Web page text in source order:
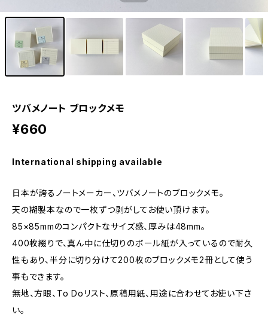
ツバメノート ブロックメモ
¥660
International shipping available
日本が誇るノートメーカー、ツバメノートのブロックメモ。
天の糊製本なので一枚ずつ剥がしてお使い頂けます。
85×85mmのコンパクトなサイズ感、厚みは48mm。
400枚綴りで、真ん中に仕切りのボール紙が入っているので耐久
性もあり、半分に切り分けて200枚のブロックメモ2冊として使う
事もできます。
無地、方眼、To Doリスト、原稿用紙、用途に合わせてお使い下さ
い。